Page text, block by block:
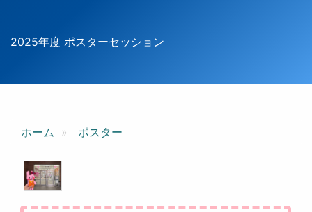
2025年度 ポスターセッション
ホーム ポスター